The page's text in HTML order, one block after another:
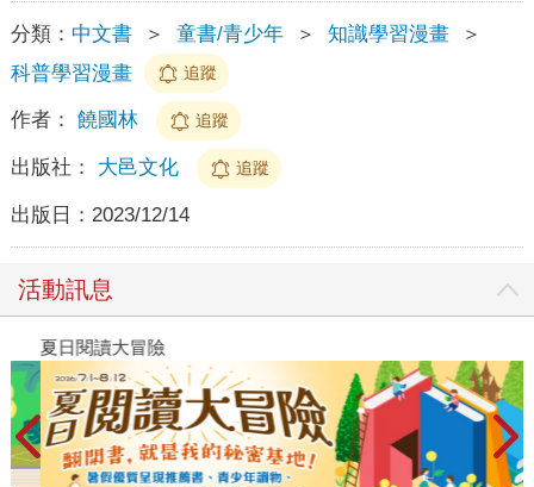
分類： 中文書 ＞ 童書/青少年 ＞ 知識學習漫畫
＞
科普學習漫畫
追蹤
作者： 饒國林 追蹤
出版社： 大邑文化 追蹤
出版日： 2023/12/14
活動訊息
夏日閱讀大冒險